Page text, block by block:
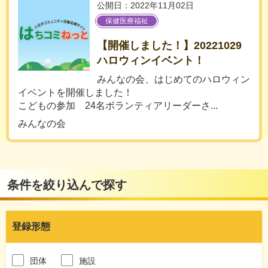
公開日：2022年11月02日
保健医療福祉
【開催しました！】20221029
ハロウィンイベント！
みんなの会、はじめてのハロウィン
イベントを開催しました！
こどもの参加 24名ボランティアリーダーさ...
みんなの会
条件を絞り込んで探す
登録形態
団体 施設